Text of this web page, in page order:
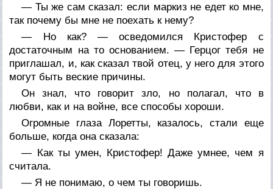
— Ты же сам сказал: если маркиз не едет ко мне,
так почему бы мне не поехать к нему?
— Но как? — осведомился Кристофер с
достаточным на то основанием. — Герцог тебя не
приглашал, и, как сказал твой отец, у него для этого
могут быть веские причины.
Он знал, что говорит зло, но полагал, что в
любви, как и на войне, все способы хороши.
Огромные глаза Лоретты, казалось, стали еще
больше, когда она сказала:
— Как ты умен, Кристофер! Даже умнее, чем я
считала.
— Я не понимаю, о чем ты говоришь.